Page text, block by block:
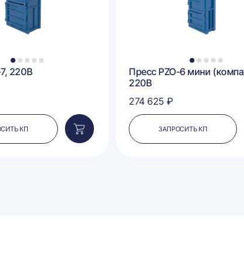
1 2 3 4 5
220В
КП
Добавить
в
1 2 3 4 5
Пресс PZO-6 мини
220В
274 625 ₽
ЗАПРОСИТЬ КП